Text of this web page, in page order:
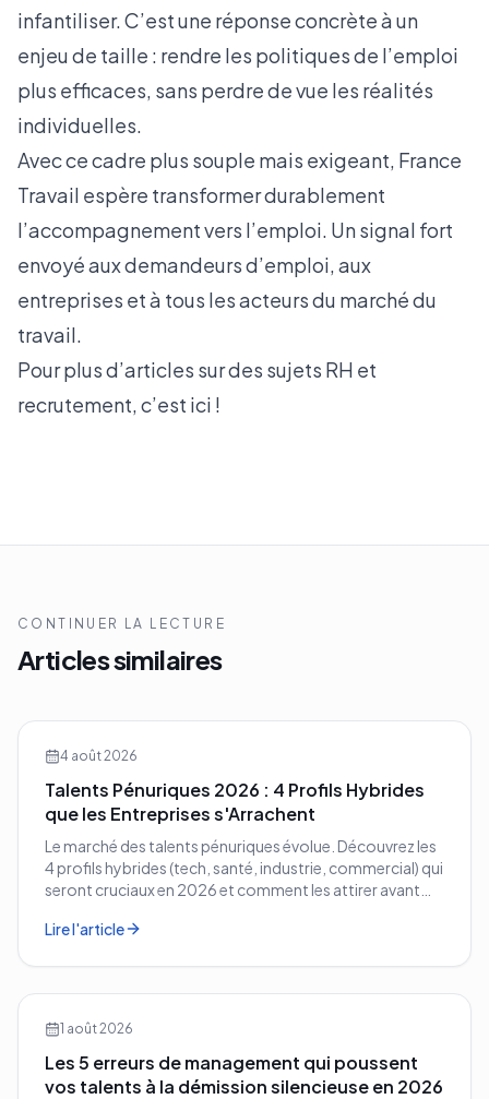
infantiliser. C’est une réponse concrète à un
enjeu de taille : rendre les politiques de l’emploi
plus efficaces, sans perdre de vue les réalités
individuelles.
Avec ce cadre plus souple mais exigeant, France
Travail espère transformer durablement
l’accompagnement vers l’emploi. Un signal fort
envoyé aux demandeurs d’emploi, aux
entreprises et à tous les acteurs du marché du
travail.
Pour plus d’articles sur des sujets RH et
recrutement, c’est ici !
CONTINUER LA LECTURE
Articles similaires
4 août 2026
Talents Pénuriques 2026 : 4 Profils Hybrides
que les Entreprises s'Arrachent
Le marché des talents pénuriques évolue. Découvrez les
4 profils hybrides (tech, santé, industrie, commercial) qui
seront cruciaux en 2026 et comment les attirer avant
Lire l'article
1 août 2026
Les 5 erreurs de management qui poussent
vos talents à la démission silencieuse en 2026